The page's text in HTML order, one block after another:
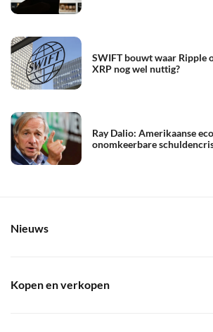
SWIFT bouwt waar Ripple
XRP nog wel nuttig?
Ray Dalio: Amerikaanse
onomkeerbare
Nieuws
Kopen en verkopen